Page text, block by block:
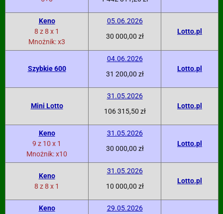
Keno
8 z 8 x 1
Mnożnik: x3
05.06.2026
30 000,00 zł
Lotto.pl
Szybkie 600
04.06.2026
31 200,00 zł
Lotto.pl
Mini Lotto
31.05.2026
106 315,50 zł
Lotto.pl
Keno
9 z 10 x 1
Mnożnik: x10
31.05.2026
30 000,00 zł
Lotto.pl
Keno
8 z 8 x 1
31.05.2026
10 000,00 zł
Lotto.pl
Keno
29.05.2026